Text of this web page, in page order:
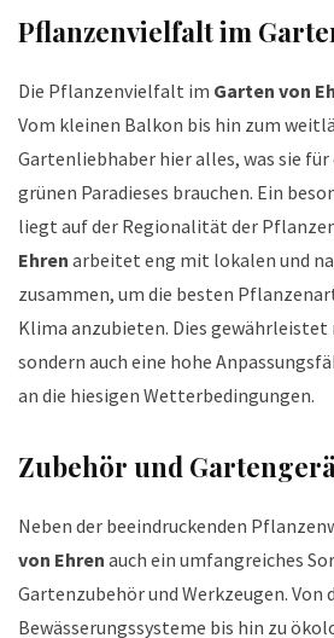
Pflanzenvielfalt im
Die Pflanzenvielfalt im Garten von
Vom kleinen Balkon bis hin zum
Gartenliebhaber hier alles, was sie
grünen Paradieses brauchen. Ein
liegt auf der Regionalität der
Ehren arbeitet eng mit lokalen und
zusammen, um die besten
Klima anzubieten. Dies
sondern auch eine hohe
an die hiesigen Wetterbedingungen.
Zubehör und
Neben der beeindruckenden
von Ehren auch ein umfangreiches
Gartenzubehör und Werkzeugen. Von
Bewässerungssysteme bis hin zu